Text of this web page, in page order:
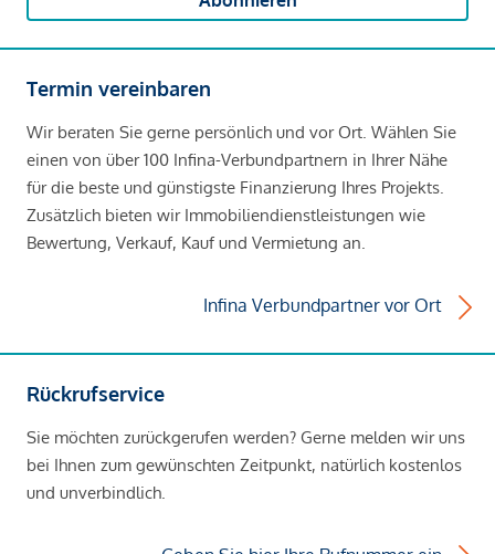
Termin vereinbaren
Wir beraten Sie gerne persönlich und vor Ort. Wählen Sie
einen von über 100 Infina-Verbundpartnern in Ihrer Nähe
für die beste und günstigste Finanzierung Ihres Projekts.
Zusätzlich bieten wir Immobiliendienstleistungen wie
Bewertung, Verkauf, Kauf und Vermietung an.
Infina Verbundpartner vor Ort
Rückrufservice
Sie möchten zurückgerufen werden? Gerne melden wir uns
bei Ihnen zum gewünschten Zeitpunkt, natürlich kostenlos
und unverbindlich.